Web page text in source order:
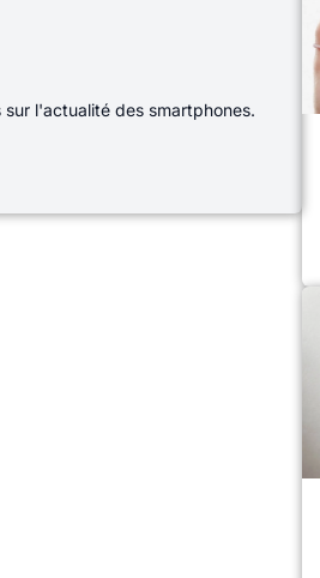
l'actualité des smartphones.